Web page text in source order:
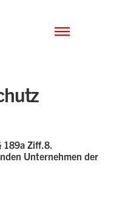
189a Ziff.8.
Unternehmen der